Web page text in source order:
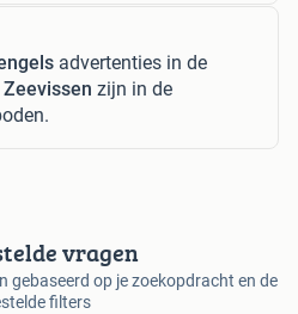
advertenties in de
zijn in de
vragen
gebaseerd op je zoekopdracht en de
filters